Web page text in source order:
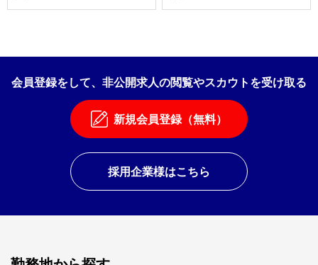
会員登録をして、非公開求人の閲覧やスカウトを受け取る
新規会員登録（無料）
採用企業様はこちら